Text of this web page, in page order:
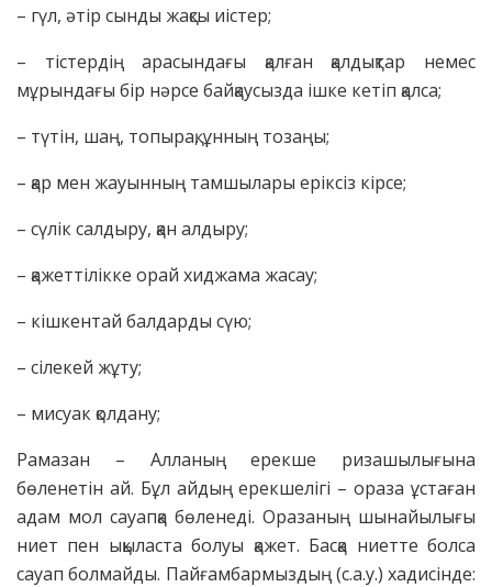
– гүл, әтір сынды жақсы иістер;
– тістердің арасындағы қалған қалдықтар немес
мұрындағы бір нәрсе байқаусызда ішке кетіп қалса;
– түтін, шаң, топырақ, ұнның тозаңы;
– қар мен жауынның тамшылары еріксіз кірсе;
– сүлік салдыру, қан алдыру;
– қажеттілікке орай хиджама жасау;
– кішкентай балдарды сүю;
– сілекей жұту;
– мисуак қолдану;
Рамазан – Алланың ерекше ризашылығына
бөленетін ай. Бұл айдың ерекшелігі – ораза ұстаған
адам мол сауапқа бөленеді. Оразаның шынайылығы
ниет пен ықыласта болуы қажет. Басқа ниетте болса
сауап болмайды. Пайғамбармыздың (с.а.у.) хадисінде: